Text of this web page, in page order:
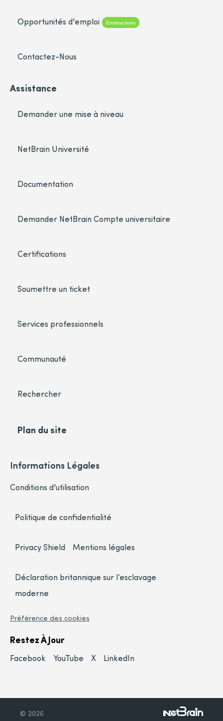
Opportunités d'emploi Embauchons
Contactez-Nous
Assistance
Demander une mise à niveau
NetBrain Université
Documentation
Demander NetBrain Compte universitaire
Certifications
Soumettre un ticket
Services professionnels
Communauté
Rechercher
Plan du site
Informations Légales
Conditions d'utilisation
Politique de confidentialité
Privacy Shield Mentions légales
Déclaration britannique sur l’esclavage
moderne
Préférence des cookies
Restez À Jour
Facebook YouTube X LinkedIn
© 2026